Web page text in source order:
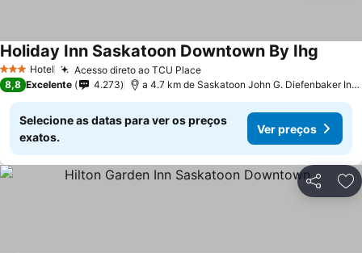
3 EstrelasHotel Acesso direto ao TCU Place
Holiday Inn Saskatoon Downtown By Ihg
8,8 Excelente 4.273 a 4.7 km de Saskatoon John G. Diefenbaker International Airport
Selecione as datas para ver os preços
exatos.
Ver preços
Partilhar